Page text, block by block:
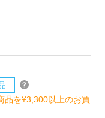
品を¥3,300以上のお買